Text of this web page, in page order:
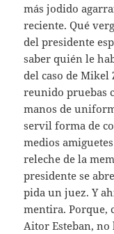
más jodido
reciente. Qué
del presidente
saber quién le
del caso de Mikel
reunido pruebas
manos de
servil forma de
medios
releche de la
presidente se
pida un juez. Y
mentira. Porque,
Aitor Esteban,